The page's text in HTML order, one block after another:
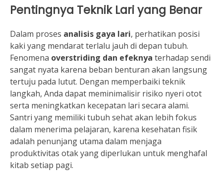
Pentingnya Teknik Lari yang Benar
Dalam proses analisis gaya lari, perhatikan posisi
kaki yang mendarat terlalu jauh di depan tubuh.
Fenomena overstriding dan efeknya terhadap sendi
sangat nyata karena beban benturan akan langsung
tertuju pada lutut. Dengan memperbaiki teknik
langkah, Anda dapat meminimalisir risiko nyeri otot
serta meningkatkan kecepatan lari secara alami.
Santri yang memiliki tubuh sehat akan lebih fokus
dalam menerima pelajaran, karena kesehatan fisik
adalah penunjang utama dalam menjaga
produktivitas otak yang diperlukan untuk menghafal
kitab setiap pagi.